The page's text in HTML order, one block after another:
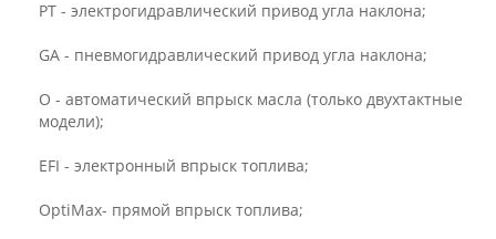
PT - электрогидравлический привод угла наклона;
GA - пневмогидравлический привод угла наклона;
O - автоматический впрыск масла (только двухтактные
модели);
EFI - электронный впрыск топлива;
OptiMax- прямой впрыск топлива;